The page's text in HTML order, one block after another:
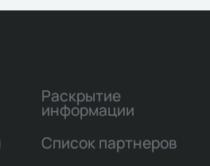
Раскрытие
информации
Список партнеров